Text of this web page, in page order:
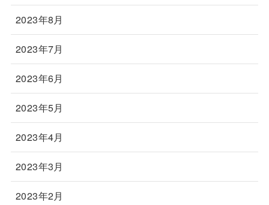
2023年8月
2023年7月
2023年6月
2023年5月
2023年4月
2023年3月
2023年2月